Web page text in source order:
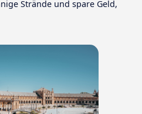
Strände und spare Geld,